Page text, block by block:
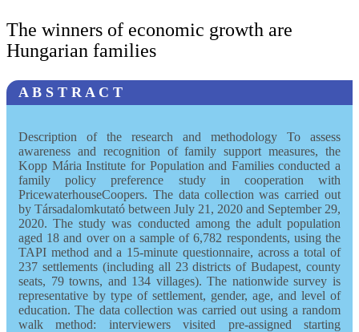
The winners of economic growth are
Hungarian families
A B S T R A C T
Description of the research and methodology To assess
awareness and recognition of family support measures, the
Kopp Mária Institute for Population and Families conducted a
family policy preference study in cooperation with
PricewaterhouseCoopers. The data collection was carried out
by Társadalomkutató between July 21, 2020 and September 29,
2020. The study was conducted among the adult population
aged 18 and over on a sample of 6,782 respondents, using the
TAPI method and a 15-minute questionnaire, across a total of
237 settlements (including all 23 districts of Budapest, county
seats, 79 towns, and 134 villages). The nationwide survey is
representative by type of settlement, gender, age, and level of
education. The data collection was carried out using a random
walk method: interviewers visited pre-assigned starting